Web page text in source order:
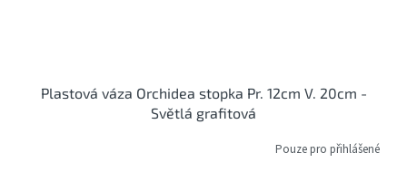
Plastová váza Orchidea stopka Pr. 12cm V. 20cm -
Světlá grafitová
Pouze pro přihlášené